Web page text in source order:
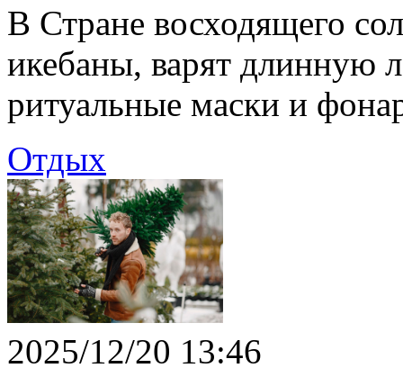
В Стране восходящего
икебаны, варят длинную
ритуальные маски и
Отдых
2025/12/20 13:46